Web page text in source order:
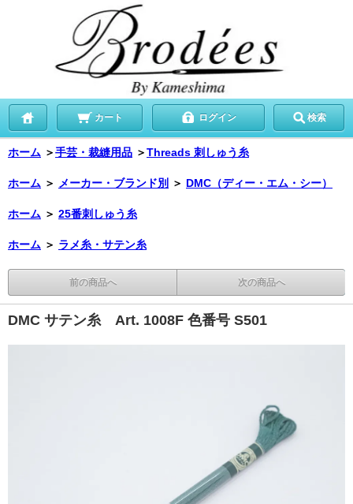
カート ログイン 検索
ホーム ＞手芸・裁縫用品 ＞Threads 刺しゅう糸
ホーム ＞ メーカー・ブランド別 ＞ DMC（ディー・エム・シー）
ホーム ＞ 25番刺しゅう糸
ホーム ＞ ラメ糸・サテン糸
前の商品へ 次の商品へ
DMC サテン糸 Art. 1008F 色番号 S501